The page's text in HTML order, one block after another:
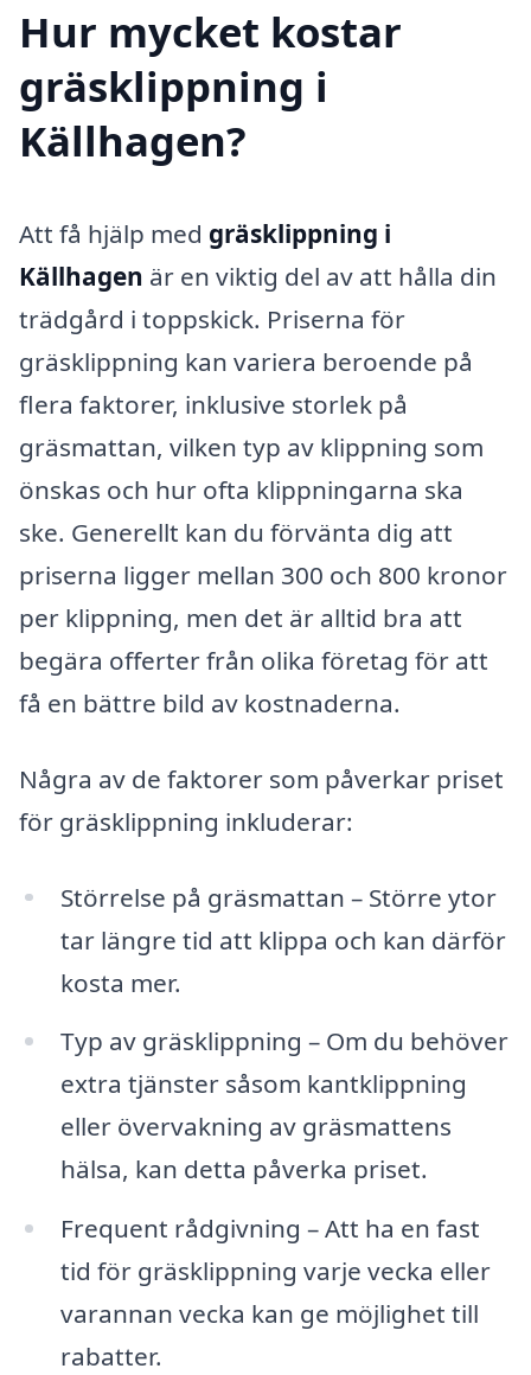
Hur mycket kostar
gräsklippning i
Källhagen?
Att få hjälp med gräsklippning i
Källhagen är en viktig del av att hålla din
trädgård i toppskick. Priserna för
gräsklippning kan variera beroende på
flera faktorer, inklusive storlek på
gräsmattan, vilken typ av klippning som
önskas och hur ofta klippningarna ska
ske. Generellt kan du förvänta dig att
priserna ligger mellan 300 och 800 kronor
per klippning, men det är alltid bra att
begära offerter från olika företag för att
få en bättre bild av kostnaderna.
Några av de faktorer som påverkar priset
för gräsklippning inkluderar:
Störrelse på gräsmattan – Större ytor
tar längre tid att klippa och kan därför
kosta mer.
Typ av gräsklippning – Om du behöver
extra tjänster såsom kantklippning
eller övervakning av gräsmattens
hälsa, kan detta påverka priset.
Frequent rådgivning – Att ha en fast
tid för gräsklippning varje vecka eller
varannan vecka kan ge möjlighet till
rabatter.